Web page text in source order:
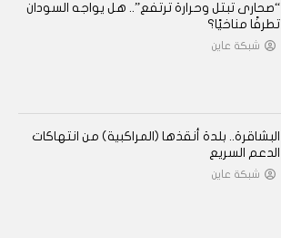
“صحارى تبتل وحرارة ترتفع”.. هل يواجه السودان
تطرفًا مناخيًا؟
شبكة عاين
البشاقرة.. بلدة أنقذها (المراكبية) من انتهاكات
الدعم السريع
شبكة عاين